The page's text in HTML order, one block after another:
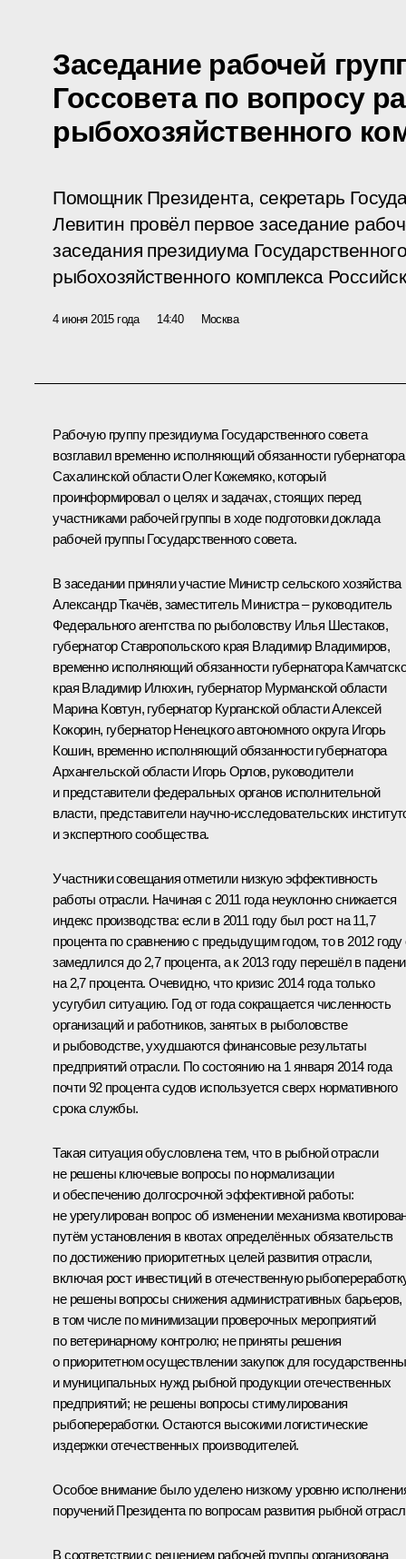
Заседание рабочей
Госсовета по вопросу
рыбохозяйственного
Помощник Президента, секретарь
Левитин провёл первое заседание
заседания президиума
рыбохозяйственного комплекса
4 июня 2015 года 14:40 Москва
Рабочую группу президиума Государственного совета
возглавил временно исполняющий обязанности губернатора
Сахалинской области Олег Кожемяко, который
проинформировал о целях и задачах, стоящих перед
участниками рабочей группы в ходе подготовки доклада
рабочей группы Государственного совета.
В заседании приняли участие Министр сельского хозяйства
Александр Ткачёв, заместитель Министра – руководитель
Федерального агентства по рыболовству Илья Шестаков,
губернатор Ставропольского края Владимир Владимиров,
временно исполняющий обязанности губернатора
края Владимир Илюхин, губернатор Мурманской области
Марина Ковтун, губернатор Курганской областиАлексей
Кокорин, губернатор Ненецкого автономного округа Игорь
Кошин, временно исполняющий обязанности губернатора
Архангельской области Игорь Орлов, руководители
и представители федеральных органов исполнительной
власти, представители научно-исследовательских
и экспертного сообщества.
Участники совещания отметили низкую эффективность
работы отрасли. Начиная с 2011 года неуклонно снижается
индекс производства: если в 2011 году был рост на 11,7
процента по сравнению с предыдущим годом, то в 2012 году
замедлился до 2,7 процента, а к 2013 году перешёл в
на 2,7 процента. Очевидно, что кризис 2014 года только
усугубил ситуацию. Год от года сокращается численность
организаций и работников, занятых в рыболовстве
и рыбоводстве, ухудшаются финансовые результаты
предприятий отрасли. По состоянию на 1 января 2014 года
почти 92 процента судов используется сверх нормативного
срока службы.
Такая ситуация обусловлена тем, что в рыбной отрасли
не решены ключевые вопросы по нормализации
и обеспечению долгосрочной эффективной работы:
не урегулирован вопрос об изменении механизма
путём установления в квотах определённых обязательств
по достижению приоритетных целей развития отрасли,
включая рост инвестиций в отечественную
не решены вопросы снижения административных барьеров,
в том числе по минимизации проверочных мероприятий
по ветеринарному контролю; не приняты решения
о приоритетном осуществлении закупок для
и муниципальных нужд рыбной продукции отечественных
предприятий; не решены вопросы стимулирования
рыбопереработки. Остаются высокими логистические
издержки отечественных производителей.
Особое внимание было уделено низкому уровню
поручений Президента по вопросам развития рыбной
В соответствии с решением рабочей группы организована